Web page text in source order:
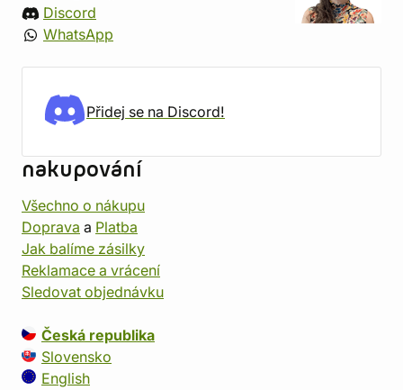
Discord
WhatsApp
Přidej se na Discord!
nakupování
Všechno o nákupu
Doprava a Platba
Jak balíme zásilky
Reklamace a vrácení
Sledovat objednávku
Česká republika
Slovensko
English